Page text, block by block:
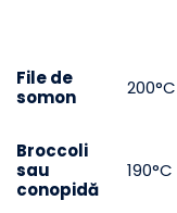
File de
somon
200°C
Broccoli
sau
conopidă
190°C